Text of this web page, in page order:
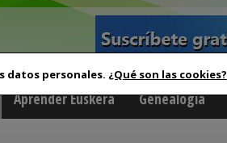
datos personales. ¿Qué son las cookies?
Aprender Euskera Genealogía